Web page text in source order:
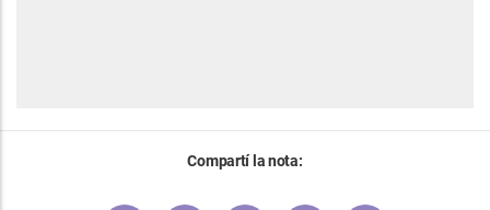
Compartí la nota: